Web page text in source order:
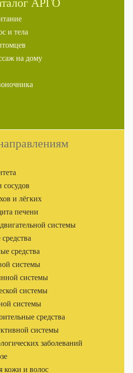
АРГО
и тела
на дому
сосудов
и лёгких
печени
системы
средства
системы
системы
системы
системы
средства
системы
заболеваний
кожи и волос